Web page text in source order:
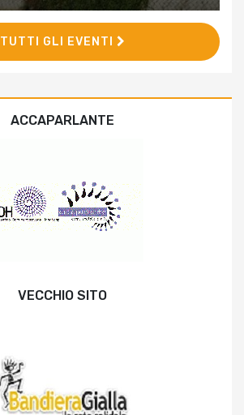
TUTTI GLI EVENTI
ACCAPARLANTE
VECCHIO SITO